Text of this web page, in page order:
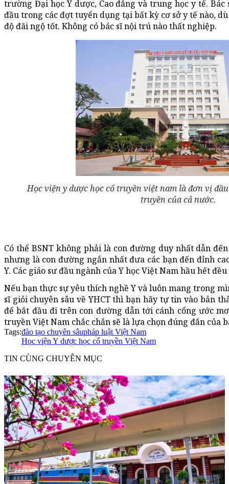
trường Đại học Y dược, Cao đẳng và trung học y tế.
đầu trong các đợt tuyển dụng tại bất kỳ cơ sở y tế nào,
độ đãi ngộ tốt. Không có bác sĩ nội trú nào thất nghiệp.
Học viện y dược học cổ truyền việt nam là đơn vị
truyền của cả nước.
Có thể BSNT không phải là con đường duy nhất dẫn
nhưng là con đường ngắn nhất đưa các bạn đến đỉnh
Y. Các giáo sư đầu ngành của Y học Việt Nam hầu hết
Nếu bạn thực sự yêu thích nghề Y và luôn mang trong
sĩ giỏi chuyên sâu về YHCT thì bạn hãy tự tin vào bản
để bắt đầu đi trên con đường dẫn tới cánh cổng ước
truyền Việt Nam chắc chắn sẽ là lựa chọn đúng đắn của
Tags:đào tạo chuyên sâupháp luật Việt Nam
Học viện Y dược học cổ truyền Việt Nam
TIN CÙNG CHUYÊN MỤC